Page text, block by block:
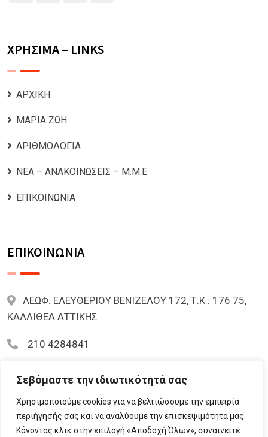
Σεβόμαστε την ιδιωτικότητά σας
Χρησιμοποιούμε cookies για να βελτιώσουμε την εμπειρία
περιήγησής σας και να αναλύουμε την επισκεψιμότητά μας.
Κάνοντας κλικ στην επιλογή «Αποδοχή Όλων», συναινείτε
ΧΡΗΣΙΜΑ – LINKS
ΑΡΧΙΚΗ
ΜΑΡΙΑ ΖΩΗ
ΑΡΙΘΜΟΛΟΓΙΑ
ΝΕΑ – ΑΝΑΚΟΙΝΩΣΕΙΣ – Μ.Μ.Ε
ΕΠΙΚΟΙΝΩΝΙΑ
ΕΠΙΚΟΙΝΩΝΙΑ
ΛΕΩΦ. ΕΛΕΥΘΕΡΙΟΥ ΒΕΝΙΖΕΛΟΥ 172, Τ.Κ : 176 75,
ΚΑΛΛΙΘΕΑ ΑΤΤΙΚΗΣ
210 4284841
mariazoi.powernumbers@gmail.com